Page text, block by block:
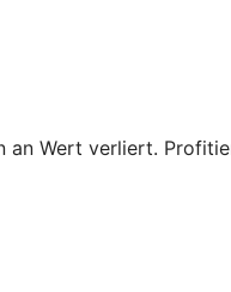
Wert verliert.